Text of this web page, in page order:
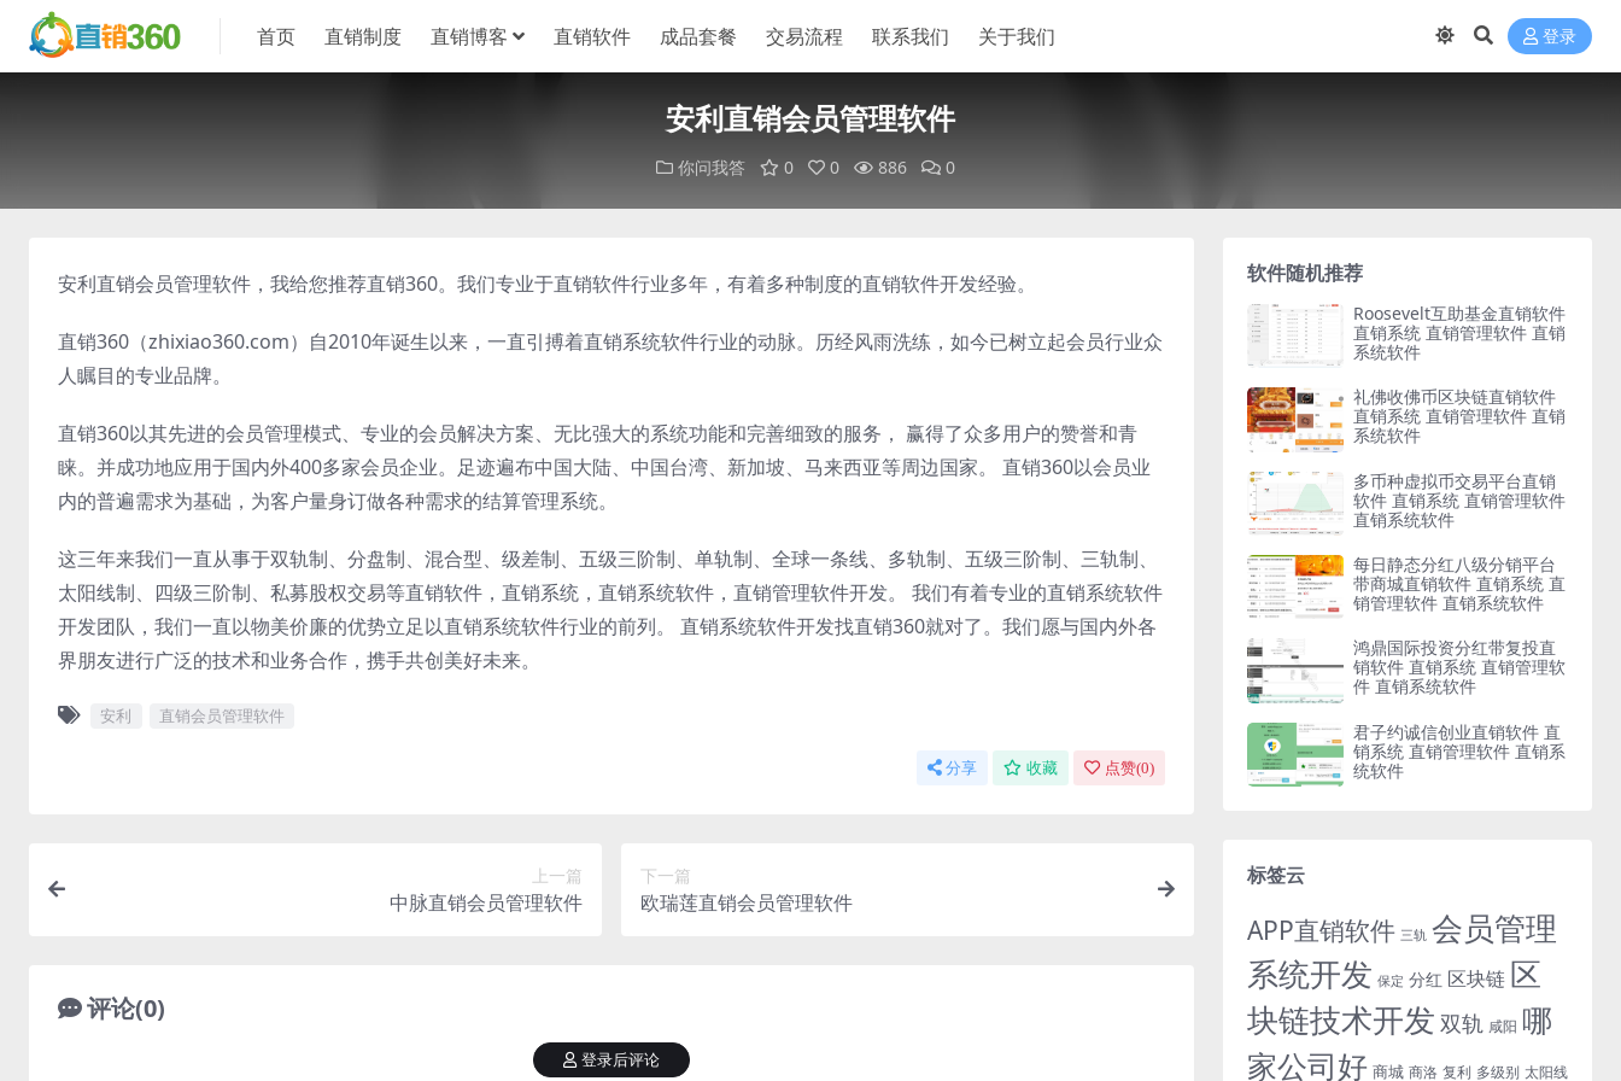
首页 直销制度 直销博客 直销软件 成品套餐 交易流程 联系我们 关于我们 登录
安利直销会员管理软件
你问我答 0 0 886 0
安利直销会员管理软件，我给您推荐直销360。我们专业于直销软件行业多年，有着多种制度的直销软件开发经验。
直销360（zhixiao360.com）自2010年诞生以来，一直引搏着直销系统软件行业的动脉。历经风雨洗练，如今已树立起会员行业众
人瞩目的专业品牌。
直销360以其先进的会员管理模式、专业的会员解决方案、无比强大的系统功能和完善细致的服务， 赢得了众多用户的赞誉和青
睐。并成功地应用于国内外400多家会员企业。足迹遍布中国大陆、中国台湾、新加坡、马来西亚等周边国家。 直销360以会员业
内的普遍需求为基础，为客户量身订做各种需求的结算管理系统。
这三年来我们一直从事于双轨制、分盘制、混合型、级差制、五级三阶制、单轨制、全球一条线、多轨制、五级三阶制、三轨制、
太阳线制、四级三阶制、私募股权交易等直销软件，直销系统，直销系统软件，直销管理软件开发。 我们有着专业的直销系统软件
开发团队，我们一直以物美价廉的优势立足以直销系统软件行业的前列。 直销系统软件开发找直销360就对了。我们愿与国内外各
界朋友进行广泛的技术和业务合作，携手共创美好未来。
安利 直销会员管理软件
分享 收藏 点赞(0)
上一篇
中脉直销会员管理软件
下一篇
欧瑞莲直销会员管理软件
评论(0)
登录后评论
软件随机推荐
Roosevelt互助基金直销软件
直销系统 直销管理软件 直销
系统软件
礼佛收佛币区块链直销软件
直销系统 直销管理软件 直销
系统软件
多币种虚拟币交易平台直销
软件 直销系统 直销管理软件
直销系统软件
每日静态分红八级分销平台
带商城直销软件 直销系统 直
销管理软件 直销系统软件
鸿鼎国际投资分红带复投直
销软件 直销系统 直销管理软
件 直销系统软件
君子约诚信创业直销软件 直
销系统 直销管理软件 直销系
统软件
标签云
APP直销软件 三轨 会员管理
系统开发 保定 分红 区块链 区
块链技术开发 双轨 咸阳 哪
家公司好 商城 商洛 复利 多级别 太阳线